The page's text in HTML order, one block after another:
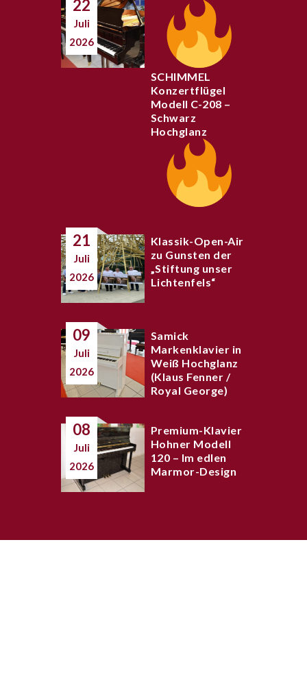
22
Juli
2026
SCHIMMEL
Konzertflügel
Modell C-208 –
Schwarz
Hochglanz
21
Juli
2026
Klassik-Open-Air
zu Gunsten der
„Stiftung unser
Lichtenfels“
09
Juli
2026
Samick
Markenklavier in
Weiß Hochglanz
(Klaus Fenner /
Royal George)
08
Juli
2026
Premium-Klavier
Hohner Modell
120 – Im edlen
Marmor-Design